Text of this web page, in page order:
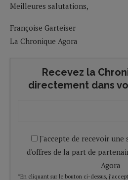
Meilleures salutations,
Françoise Garteiser
La Chronique Agora
Recevez la
directement dans
J'accepte de recevoir une
d'offres de la part de
Agora
*En cliquant sur le bouton ci-dessus,